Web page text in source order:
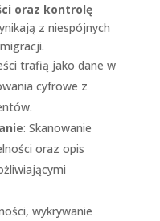
oraz kontrolę
z niespójnych
trafią jako dane w
cyfrowe z
: Skanowanie
oraz opis
wykrywanie